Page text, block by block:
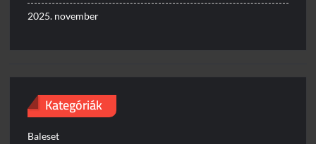
2025. november
Kategóriák
Baleset